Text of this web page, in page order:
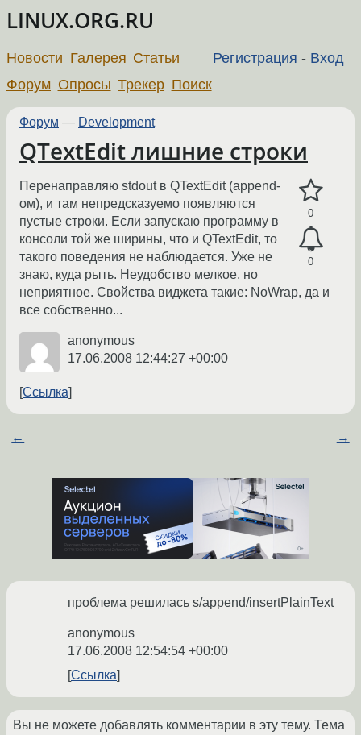
LINUX.ORG.RU
Регистрация - Вход
Новости Галерея Статьи
Форум Опросы Трекер Поиск
Форум — Development
QTextEdit лишние строки
0
0
Перенаправляю stdout в QTextEdit (append-
ом), и там непредсказуемо появляются
пустые строки. Если запускаю программу в
консоли той же ширины, что и QTextEdit, то
такого поведения не наблюдается. Уже не
знаю, куда рыть. Неудобство мелкое, но
неприятное. Свойства виджета такие: NoWrap, да и
все собственно...
anonymous
17.06.2008 12:44:27 +00:00
Ссылка
← →
проблема решилась s/append/insertPlainText
anonymous
17.06.2008 12:54:54 +00:00
Ссылка
Вы не можете добавлять комментарии в эту тему. Тема